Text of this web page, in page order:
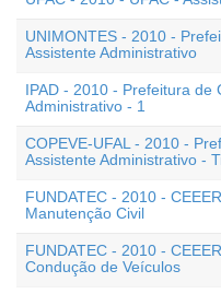
UNIMONTES - 2010 -
Assistente Administrativo
IPAD - 2010 - Prefeitura de
Administrativo - 1
COPEVE-UFAL - 2010 -
Assistente Administrativo -
FUNDATEC - 2010 -
Manutenção Civil
FUNDATEC - 2010 -
Condução de Veículos